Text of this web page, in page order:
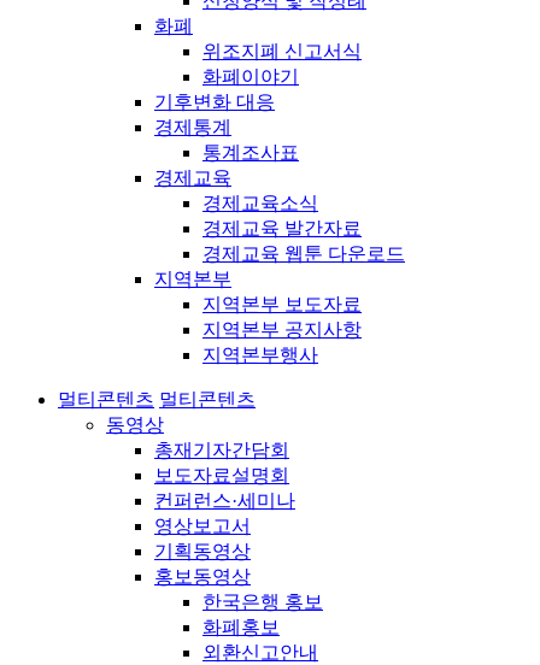
화폐
위조지폐 신고서식
화폐이야기
기후변화 대응
경제통계
통계조사표
경제교육
경제교육소식
경제교육 발간자료
경제교육 웹툰 다운로드
지역본부
지역본부 보도자료
지역본부 공지사항
지역본부행사
멀티콘텐츠 멀티콘텐츠
동영상
총재기자간담회
보도자료설명회
컨퍼런스·세미나
영상보고서
기획동영상
홍보동영상
한국은행 홍보
화폐홍보
외환신고안내